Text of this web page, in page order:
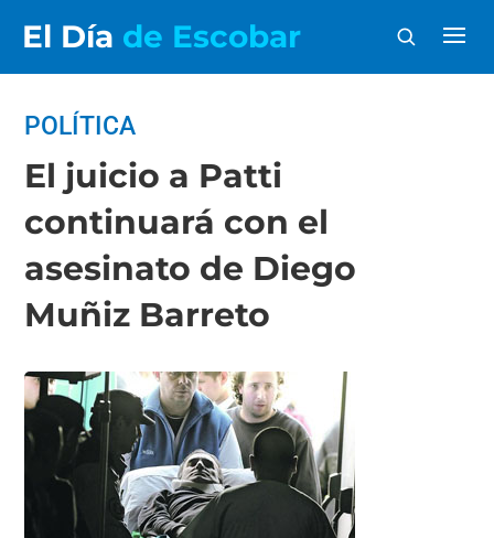
El Día de Escobar
POLÍTICA
El juicio a Patti
continuará con el
asesinato de Diego
Muñiz Barreto